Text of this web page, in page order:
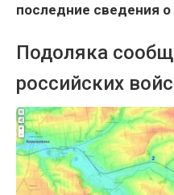
последние сведения
Подоляка
российских